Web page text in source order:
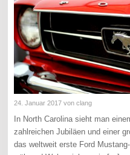
24. Januar 2017 von clang
In North Carolina sieht man
zahlreichen Jubiläen und einer
das weltweit erste Ford